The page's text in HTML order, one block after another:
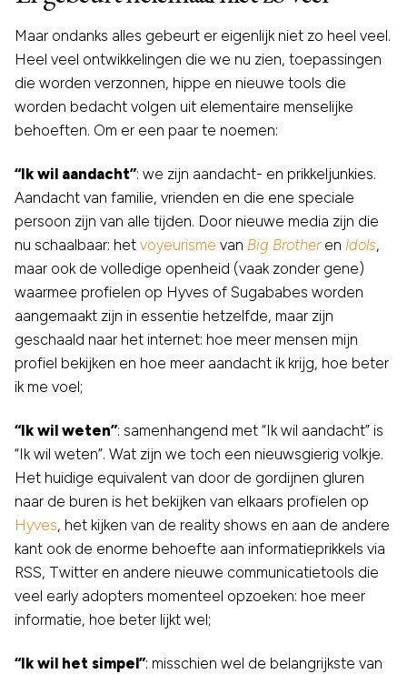
Maar ondanks alles gebeurt er eigenlijk niet zo heel veel.
Heel veel ontwikkelingen die we nu zien, toepassingen
die worden verzonnen, hippe en nieuwe tools die
worden bedacht volgen uit elementaire menselijke
behoeften. Om er een paar te noemen:
“Ik wil aandacht”: we zijn aandacht- en prikkeljunkies.
Aandacht van familie, vrienden en die ene speciale
persoon zijn van alle tijden. Door nieuwe media zijn die
nu schaalbaar: het voyeurisme van Big Brotheren Idols,
maar ook de volledige openheid (vaak zonder gene)
waarmee profielen op Hyves of Sugababes worden
aangemaakt zijn in essentie hetzelfde, maar zijn
geschaald naar het internet: hoe meer mensen mijn
profiel bekijken en hoe meer aandacht ik krijg, hoe beter
ik me voel;
“Ik wil weten”: samenhangend met “Ik wil aandacht” is
“Ik wil weten”. Wat zijn we toch een nieuwsgierig volkje.
Het huidige equivalent van door de gordijnen gluren
naar de buren is het bekijken van elkaars profielen op
Hyves, het kijken van de reality shows en aan de andere
kant ook de enorme behoefte aan informatieprikkels via
RSS, Twitter en andere nieuwe communicatietools die
veel early adopters momenteel opzoeken: hoe meer
informatie, hoe beter lijkt wel;
“Ik wil het simpel”: misschien wel de belangrijkste van